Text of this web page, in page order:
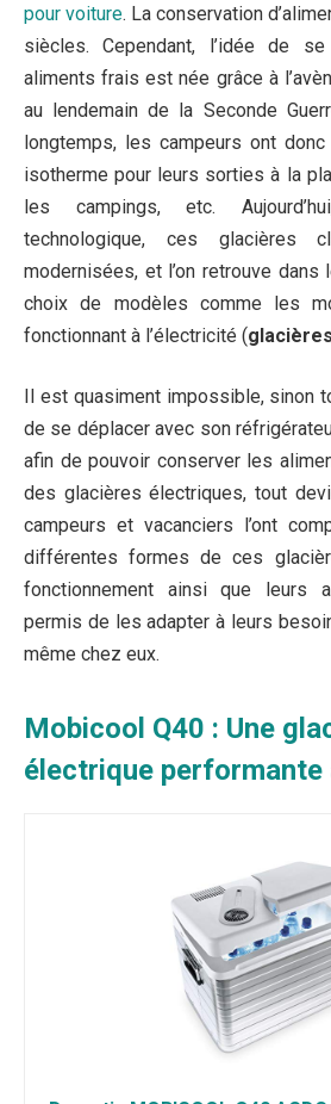
pour voiture. La conservation
siècles. Cependant, l’idée de
aliments frais est née grâce à
au lendemain de la Seconde
longtemps, les campeurs ont
isotherme pour leurs sorties à la
les campings, etc.
technologique, ces glacières
modernisées, et l’on retrouve dans
choix de modèles comme les
fonctionnant à l’électricité (
Il est quasiment impossible, sinon
de se déplacer avec son
afin de pouvoir conserver les
des glacières électriques, tout
campeurs et vacanciers l’ont
différentes formes de ces
fonctionnement ainsi que leurs
permis de les adapter à leurs
même chez eux.
Mobicool Q40 : Une
électrique performante